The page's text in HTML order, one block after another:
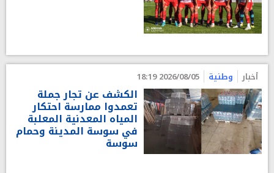
أخبار وطنية 2026/08/05 18:19
الكشف عن تجار جملة
تعمدوا ممارسة احتكار
المياه المعدنية المعلبة
في سوسة المدينة وحمام
سوسة